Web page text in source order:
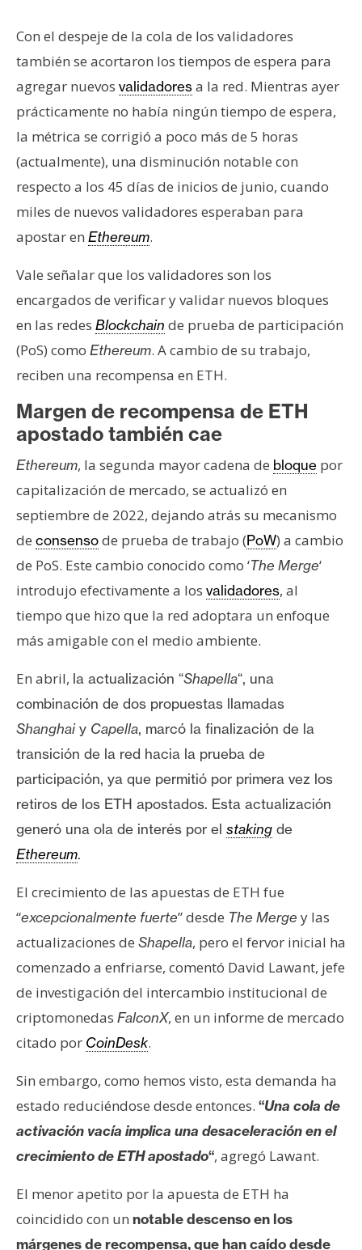
r
e
n
s
a
T
e
m
s
R
e
u
r
o
s
C
o
n
c
t
o
P
u
b
i
c
i
d
d
Con el despeje de la cola de los validadores
también se acortaron los tiempos de espera para
agregar nuevos validadoresa la red. Mientras ayer
prácticamente no había ningún tiempo de espera,
la métrica se corrigió a poco más de 5 horas
(actualmente), una disminución notable con
respecto a los 45 días de inicios de junio, cuando
miles de nuevos validadores esperaban para
apostar en Ethereum.
Vale señalar que los validadores son los
encargados de verificar y validar nuevos bloques
en las redes Blockchain de prueba de participación
(PoS) como Ethereum. A cambio de su trabajo,
reciben una recompensa en ETH.
Margen de recompensa de ETH
apostado también cae
Ethereum, la segunda mayor cadena de bloque por
capitalización de mercado, se actualizó en
septiembre de 2022, dejando atrás su mecanismo
de consensode prueba de trabajo (PoW) a cambio
de PoS. Este cambio conocido como ‘The Merge‘
introdujo efectivamente a los validadores, al
tiempo que hizo que la red adoptara un enfoque
más amigable con el medio ambiente.
En abril, la actualización “Shapella“, una
combinación de dos propuestas llamadas
Shanghaiy Capella, marcó la finalización de la
transición de la red hacia la prueba de
participación, ya que permitió por primera vez los
retiros de los ETH apostados. Esta actualización
generó una ola de interés por el staking de
Ethereum.
El crecimiento de las apuestas de ETH fue
“excepcionalmente fuerte” desde The Merge y las
actualizaciones de Shapella, pero el fervor inicial ha
comenzado a enfriarse, comentó David Lawant, jefe
de investigación del intercambio institucional de
criptomonedas FalconX, en un informe de mercado
citado por CoinDesk.
Sin embargo, como hemos visto, esta demanda ha
estado reduciéndose desde entonces. “Una cola de
activación vacía implica una desaceleración en el
crecimiento de ETH apostado“, agregó Lawant.
El menor apetito por la apuesta de ETH ha
coincidido con un notable descenso en los
márgenes de recompensa, que han caído desde